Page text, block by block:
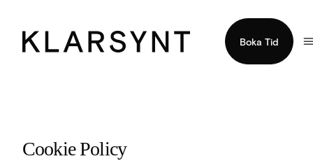
Boka Tid
Cookie Policy